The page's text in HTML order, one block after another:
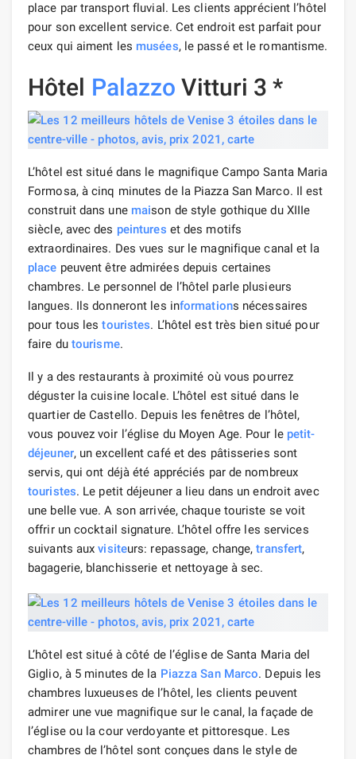
place par transport fluvial. Les clients apprécient l’hôtel
pour son excellent service. Cet endroit est parfait pour
ceux qui aiment les musées, le passé et le romantisme.
Hôtel Palazzo Vitturi 3 *
L’hôtel est situé dans le magnifique Campo Santa Maria
Formosa, à cinq minutes de la Piazza San Marco. Il est
construit dans une maison de style gothique du XIIIe
siècle, avec des peintures et des motifs
extraordinaires. Des vues sur le magnifique canal et la
place peuvent être admirées depuis certaines
chambres. Le personnel de l’hôtel parle plusieurs
langues. Ils donneront les informations nécessaires
pour tous lestouristes. L’hôtel est très bien situé pour
faire du tourisme.
Il y a des restaurants à proximité où vous pourrez
déguster la cuisine locale. L’hôtel est situé dans le
quartier de Castello. Depuis les fenêtres de l’hôtel,
vous pouvez voir l’église du Moyen Age. Pour le petit-
déjeuner, un excellent café et des pâtisseries sont
servis, qui ont déjà été appréciés par de nombreux
touristes. Le petit déjeuner a lieu dans un endroit avec
une belle vue. A son arrivée, chaque touriste se voit
offrir un cocktail signature. L’hôtel offre les services
suivants auxvisiteurs: repassage, change,transfert,
bagagerie, blanchisserie et nettoyage à sec.
L’hôtel est situé à côté de l’église de Santa Maria del
Giglio, à 5 minutes de la Piazza San Marco. Depuis les
chambres luxueuses de l’hôtel, les clients peuvent
admirer une vue magnifique sur le canal, la façade de
l’église ou la cour verdoyante et pittoresque. Les
chambres de l’hôtel sont conçues dans le style de